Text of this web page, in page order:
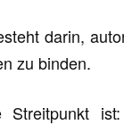
darin,
zu binden.
Streitpunkt